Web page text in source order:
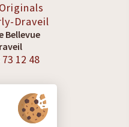
Draveil
Bellevue
12 48
AVIS